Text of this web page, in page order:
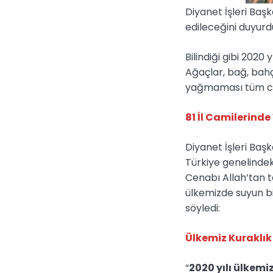
Diyanet İşleri
edileceğini
Bilindiği gibi 2020
Ağaçlar, bağ,
yağmaması tüm
81 İl
Diyanet İşleri
Türkiye
Cenabı Allah’tan
ülkemizde suyun
söyledi:
Ülkemiz
“2020 yılı